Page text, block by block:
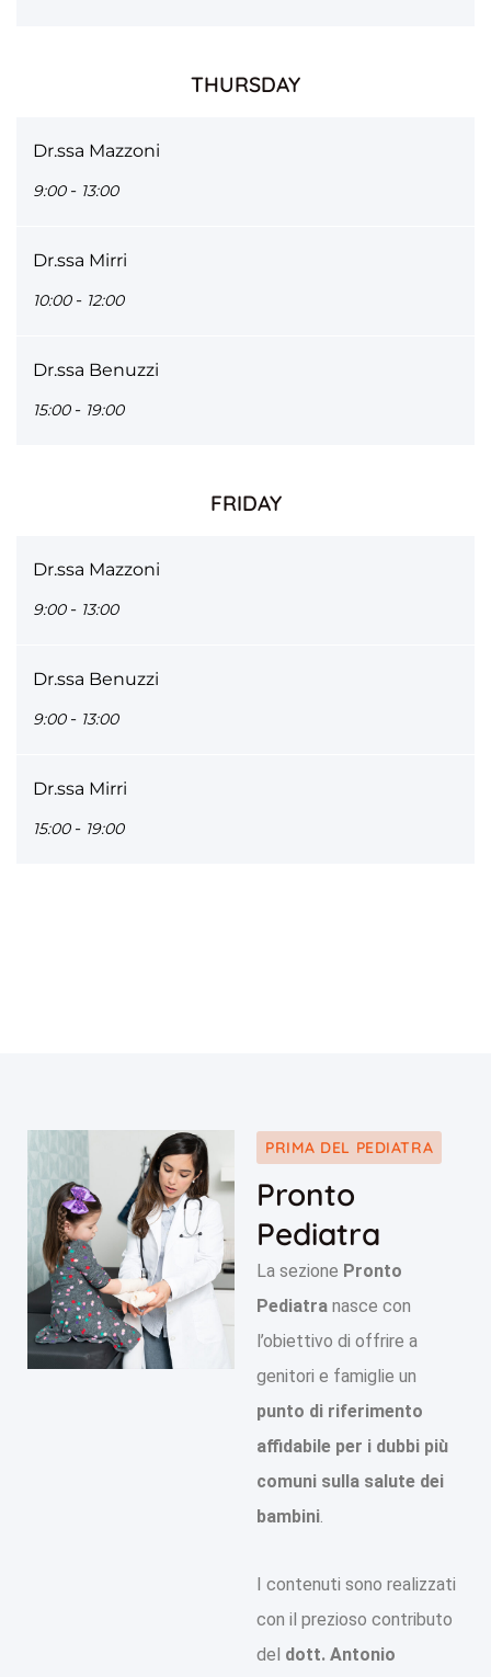
THURSDAY
Dr.ssa Mazzoni
9:00 - 13:00
Dr.ssa Mirri
10:00 - 12:00
Dr.ssa Benuzzi
15:00 - 19:00
FRIDAY
Dr.ssa Mazzoni
9:00 - 13:00
Dr.ssa Benuzzi
9:00 - 13:00
Dr.ssa Mirri
15:00 - 19:00
PRIMA DEL PEDIATRA
Pronto
Pediatra
La sezione Pronto
Pediatra nasce con
l’obiettivo di offrire a
genitori e famiglie un
punto di riferimento
affidabile per i dubbi più
comuni sulla salute dei
bambini.
I contenuti sono realizzati
con il prezioso contributo
del dott. Antonio